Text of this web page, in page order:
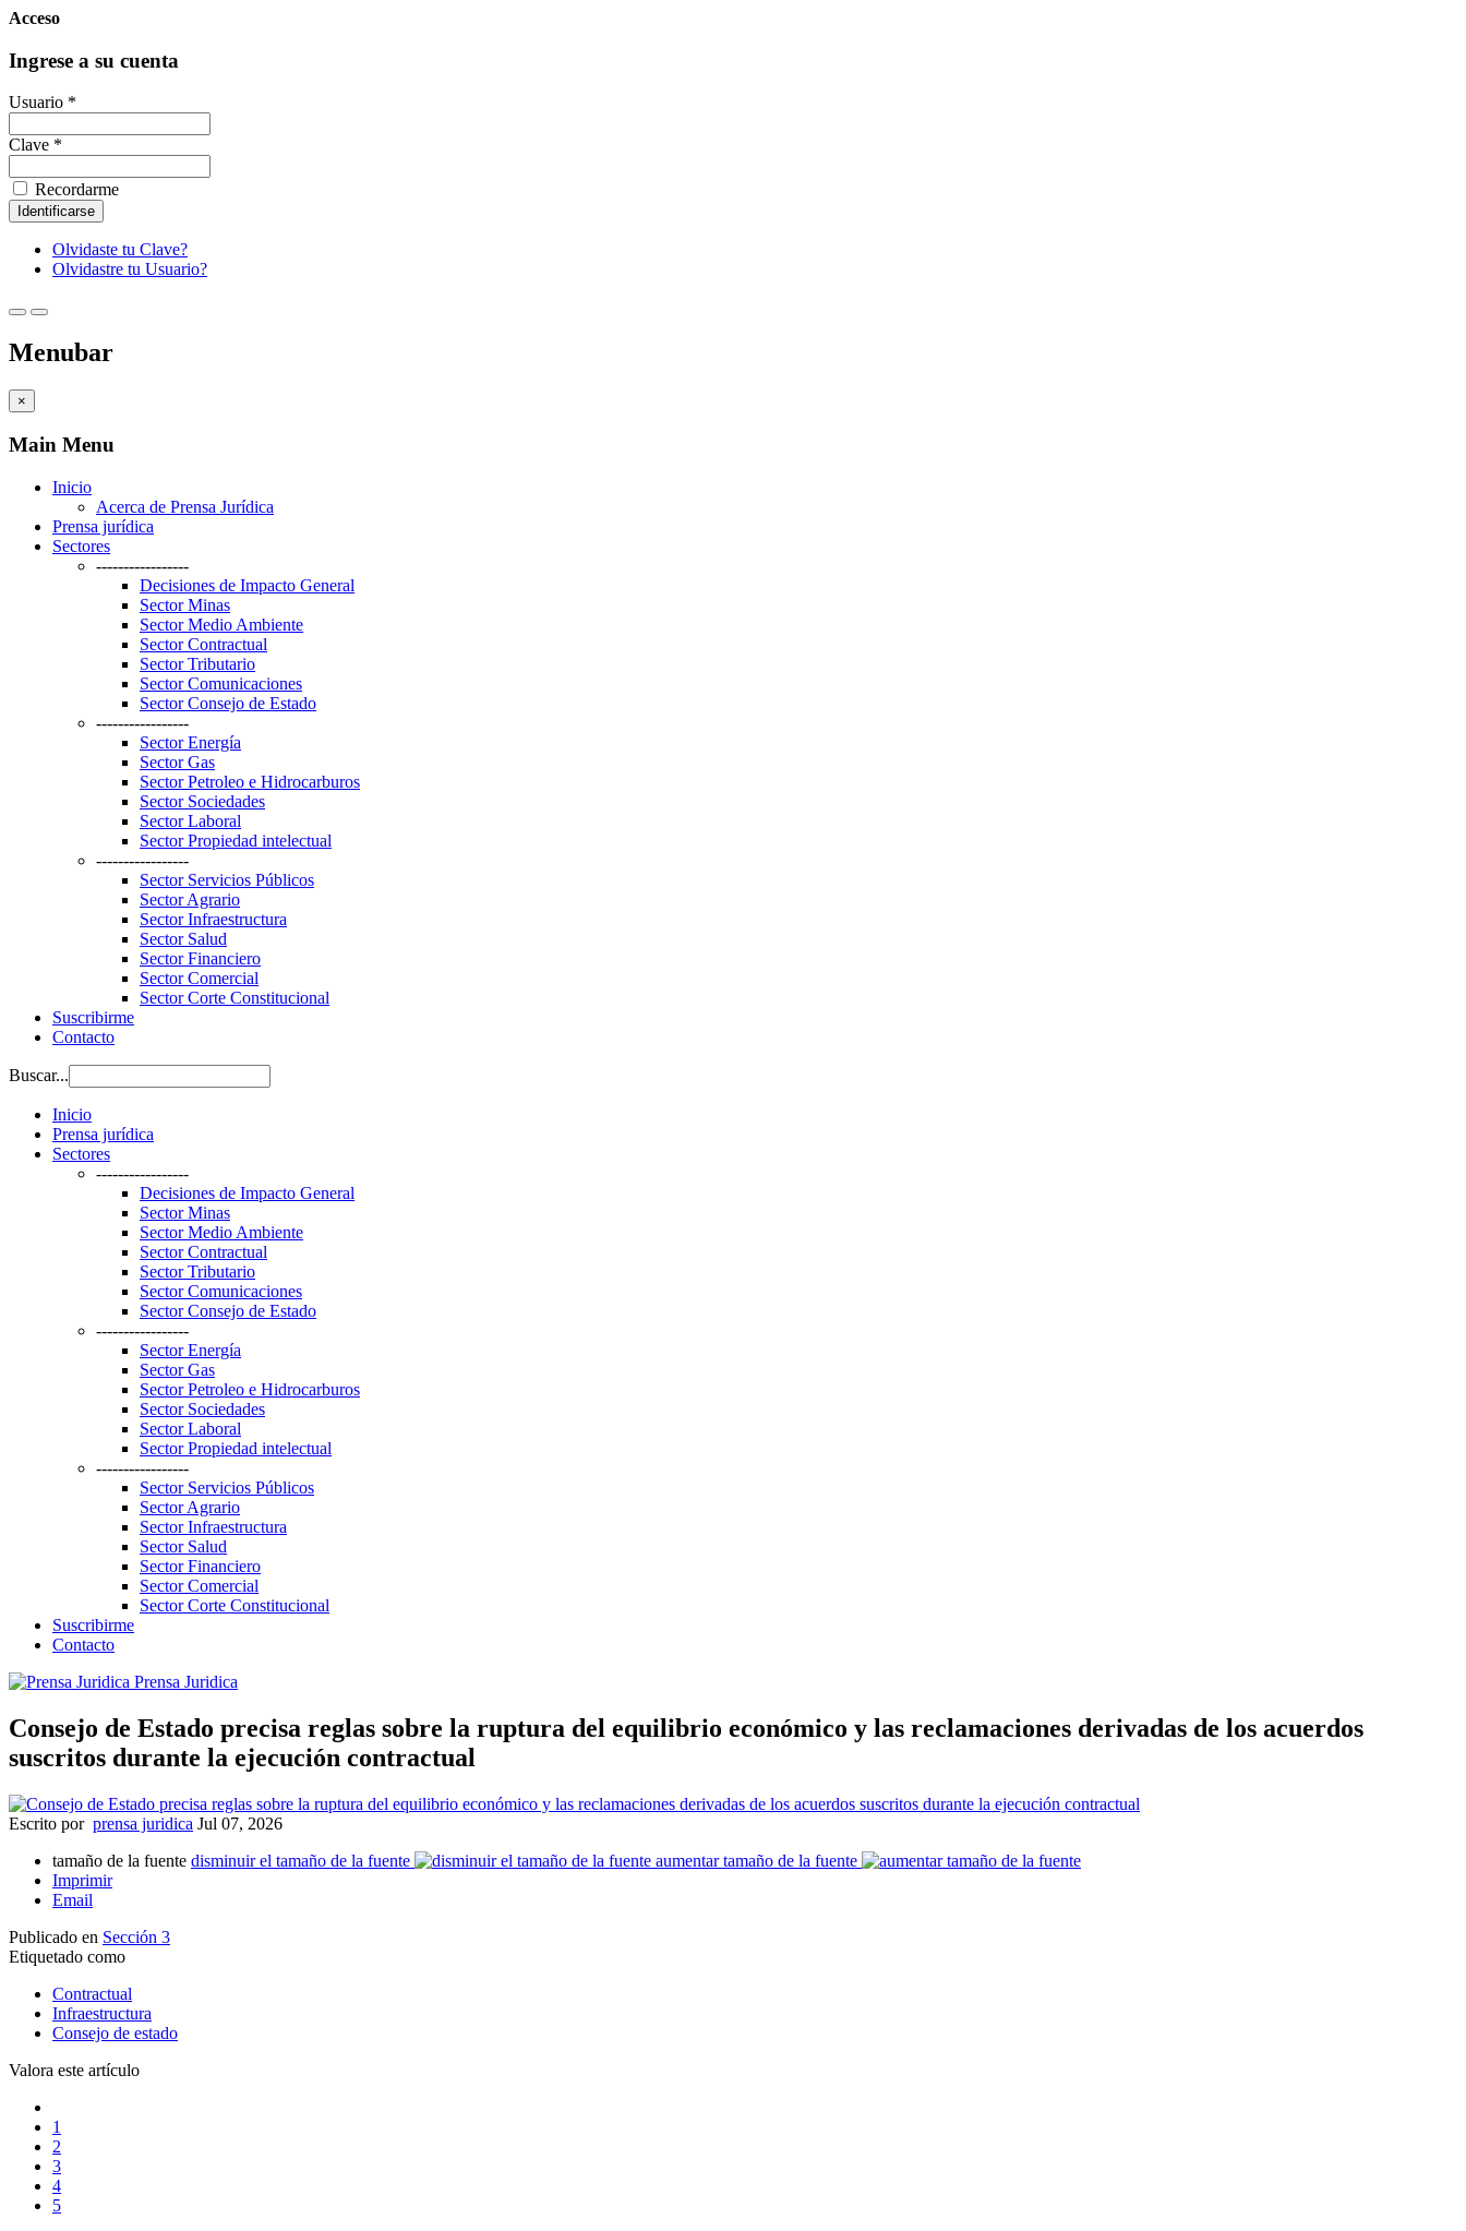
Acceso
Ingrese a su cuenta
Usuario *
Clave *
Recordarme
Olvidaste tu Clave?
Olvidastre tu Usuario?
Menubar
×
Main Menu
Inicio
Acerca de Prensa Jurídica
Prensa jurídica
Sectores
-----------------
Decisiones de Impacto General
Sector Minas
Sector Medio Ambiente
Sector Contractual
Sector Tributario
Sector Comunicaciones
Sector Consejo de Estado
-----------------
Sector Energía
Sector Gas
Sector Petroleo e Hidrocarburos
Sector Sociedades
Sector Laboral
Sector Propiedad intelectual
-----------------
Sector Servicios Públicos
Sector Agrario
Sector Infraestructura
Sector Salud
Sector Financiero
Sector Comercial
Sector Corte Constitucional
Suscribirme
Contacto
Buscar...
Inicio
Prensa jurídica
Sectores
-----------------
Decisiones de Impacto General
Sector Minas
Sector Medio Ambiente
Sector Contractual
Sector Tributario
Sector Comunicaciones
Sector Consejo de Estado
-----------------
Sector Energía
Sector Gas
Sector Petroleo e Hidrocarburos
Sector Sociedades
Sector Laboral
Sector Propiedad intelectual
-----------------
Sector Servicios Públicos
Sector Agrario
Sector Infraestructura
Sector Salud
Sector Financiero
Sector Comercial
Sector Corte Constitucional
Suscribirme
Contacto
Prensa Juridica
Consejo de Estado precisa reglas sobre la ruptura del equilibrio económico y las reclamaciones derivadas de los acuerdos
suscritos durante la ejecución contractual
Escrito por prensa juridica Jul 07, 2026
tamaño de la fuente disminuir el tamaño de la fuente
aumentar tamaño de la fuente
Imprimir
Email
Publicado en Sección 3
Etiquetado como
Contractual
Infraestructura
Consejo de estado
Valora este artículo
1
2
3
4
5